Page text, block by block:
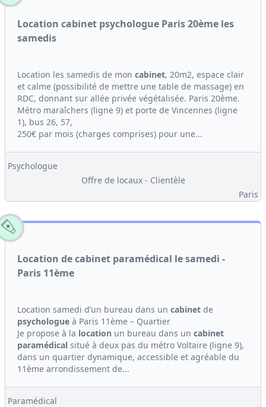
Location cabinet psychologue Paris 20ème les
samedis
Location les samedis de mon cabinet, 20m2, espace clair
et calme (possibilité de mettre une table de massage) en
RDC, donnant sur allée privée végétalisée. Paris 20ème.
Métro maraîchers (ligne 9) et porte de Vincennes (ligne
1), bus 26, 57,
250€ par mois (charges comprises) pour une...
Psychologue
Offre de locaux - Clientèle
Paris
Location de cabinet paramédical le samedi -
Paris 11ème
Location samedi d’un bureau dans un cabinet de
psychologue à Paris 11ème – Quartier
Je propose à la location un bureau dans un cabinet
paramédical situé à deux pas du métro Voltaire (ligne 9),
dans un quartier dynamique, accessible et agréable du
11ème arrondissement de...
Paramédical